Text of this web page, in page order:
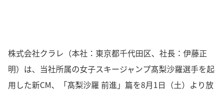
株式会社クラレ（本社：東京都千代田区、社長：伊藤正
明）は、当社所属の女子スキージャンプ髙梨沙羅選手を起
用した新CM、「髙梨沙羅 前進」篇を8月1日（土）より放